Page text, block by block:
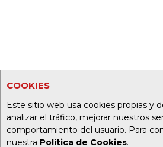
COOKIES
Este sitio web usa cookies propias y
analizar el tráfico, mejorar nuestros
comportamiento del usuario. Para
nuestra Política de Cookies.